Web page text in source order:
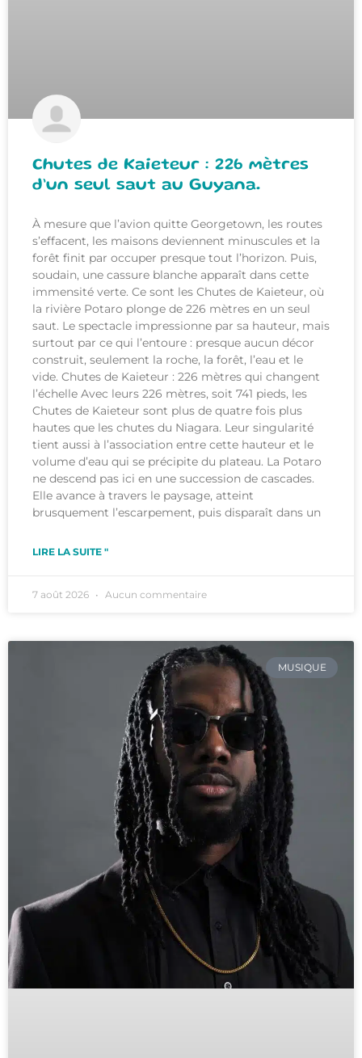
Chutes de Kaieteur : 226 mètres
d’un seul saut au Guyana.
À mesure que l’avion quitte Georgetown, les routes
s’effacent, les maisons deviennent minuscules et la
forêt finit par occuper presque tout l’horizon. Puis,
soudain, une cassure blanche apparaît dans cette
immensité verte. Ce sont les Chutes de Kaieteur, où
la rivière Potaro plonge de 226 mètres en un seul
saut. Le spectacle impressionne par sa hauteur, mais
surtout par ce qui l’entoure : presque aucun décor
construit, seulement la roche, la forêt, l’eau et le
vide. Chutes de Kaieteur : 226 mètres qui changent
l’échelle Avec leurs 226 mètres, soit 741 pieds, les
Chutes de Kaieteur sont plus de quatre fois plus
hautes que les chutes du Niagara. Leur singularité
tient aussi à l’association entre cette hauteur et le
volume d’eau qui se précipite du plateau. La Potaro
ne descend pas ici en une succession de cascades.
Elle avance à travers le paysage, atteint
brusquement l’escarpement, puis disparaît dans un
LIRE LA SUITE "
7 août 2026 Aucun commentaire
MUSIQUE